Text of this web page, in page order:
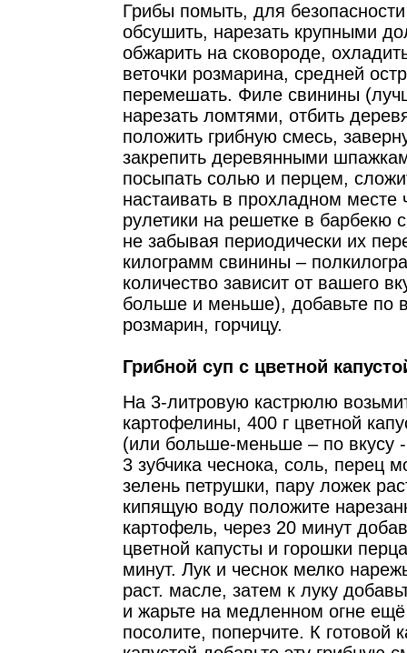
Грибы помыть, для
обсушить, нарезать крупными
обжарить на сковороде,
веточки розмарина, средней
перемешать. Филе свинины
нарезать ломтями, отбить
положить грибную смесь,
закрепить деревянными
посыпать солью и перцем,
настаивать в прохладном месте
рулетики на решетке в барбекю
не забывая периодически их
килограмм свинины –
количество зависит от вашего
больше и меньше), добавьте по
розмарин, горчицу.
Грибной суп с цветной
На 3-литровую кастрюлю
картофелины, 400 г цветной
(или больше-меньше – по вкусу
3 зубчика чеснока, соль, перец
зелень петрушки, пару ложек
кипящую воду положите
картофель, через 20 минут
цветной капусты и горошки
минут. Лук и чеснок мелко
раст. масле, затем к луку
и жарьте на медленном огне
посолите, поперчите. К готовой